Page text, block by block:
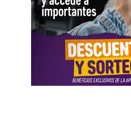
por ser el secretario general de la
Se trata de una campaña abierta y
llevada adelante por funcionarios
la aplicación Mi Argentina o las
estaciones terminales. Usaron
Estado. Me imputaron delitos
que perseguían a mi familia, a mi
tuve que presentar un habeas